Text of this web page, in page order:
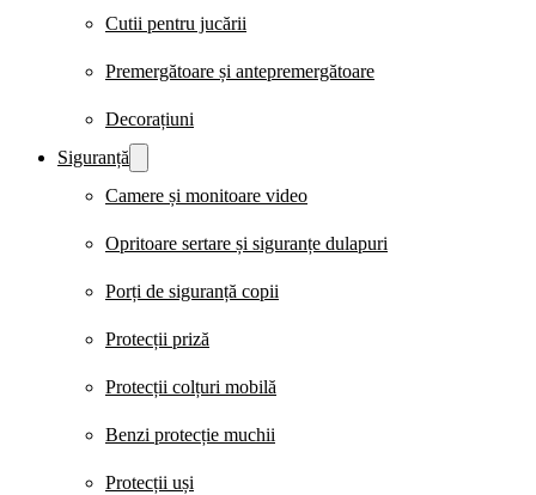
Cutii pentru jucării
Premergătoare și antepremergătoare
Decorațiuni
Siguranță
Camere și monitoare video
Opritoare sertare și siguranțe dulapuri
Porți de siguranță copii
Protecții priză
Protecții colțuri mobilă
Benzi protecție muchii
Protecții uși